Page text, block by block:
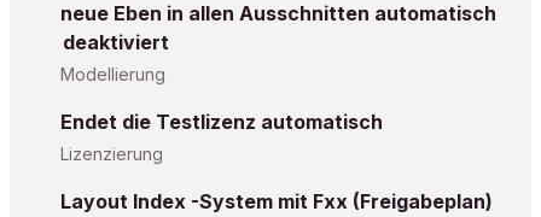
neue Eben in allen Ausschnitten automatisch
deaktiviert
Modellierung
Endet die Testlizenz automatisch
Lizenzierung
Layout Index -System mit Fxx (Freigabeplan)